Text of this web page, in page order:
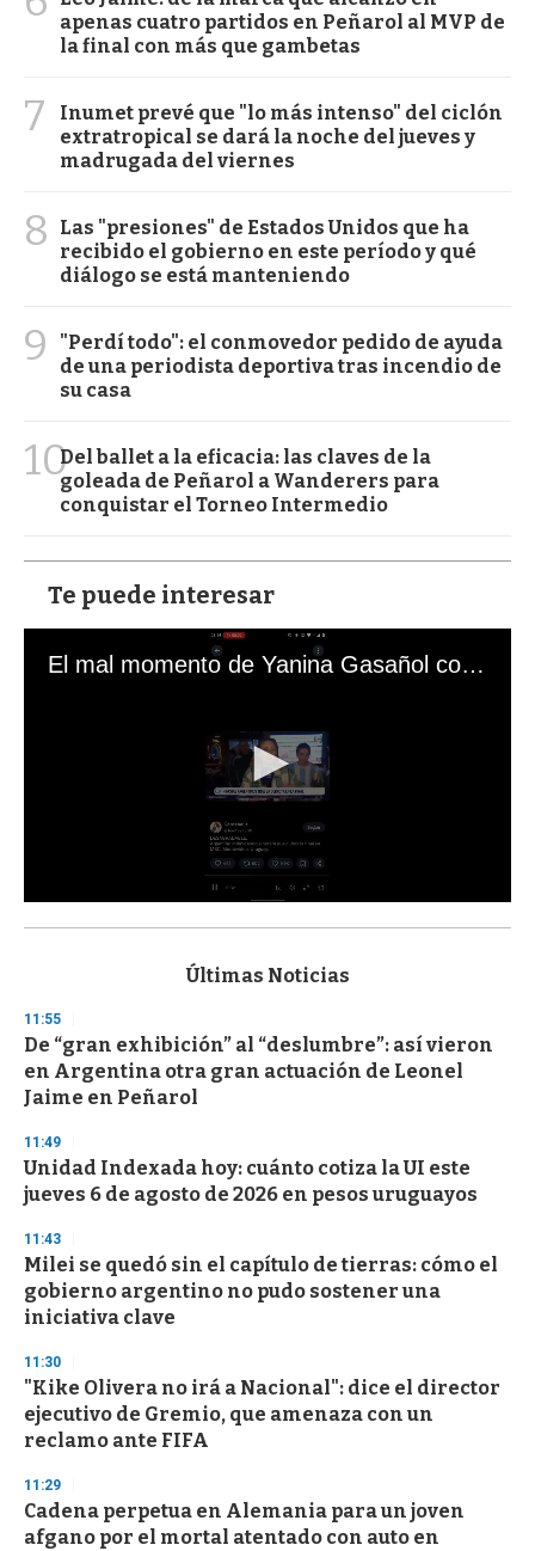
apenas cuatro partidos en Peñarol al MVP de
la final con más que gambetas
7
Inumet prevé que "lo más intenso" del ciclón
extratropical se dará la noche del jueves y
madrugada del viernes
8
Las "presiones" de Estados Unidos que ha
recibido el gobierno en este período y qué
diálogo se está manteniendo
9
"Perdí todo": el conmovedor pedido de ayuda
de una periodista deportiva tras incendio de
su casa
10Del ballet a la eficacia: las claves de la
goleada de Peñarol a Wanderers para
conquistar el Torneo Intermedio
Te puede interesar
El mal momento de Yanina Gasañol con un hincha argentino en "Subrayado"
s
d
s
o
f
3
s
e
c
o
d
s
Últimas Noticias
11:55
De “gran exhibición” al “deslumbre”: así vieron
en Argentina otra gran actuación de Leonel
Jaime en Peñarol
11:49
Unidad Indexada hoy: cuánto cotiza la UI este
jueves 6 de agosto de 2026 en pesos uruguayos
11:43
Milei se quedó sin el capítulo de tierras: cómo el
gobierno argentino no pudo sostener una
iniciativa clave
11:30
"Kike Olivera no irá a Nacional": dice el director
ejecutivo de Gremio, que amenaza con un
reclamo ante FIFA
11:29
Cadena perpetua en Alemania para un joven
afgano por el mortal atentado con auto en